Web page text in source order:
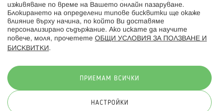
Последвайте ни:
© 2026 Hippoland.net. Всички права запазени
изживяване по време на Вашето онлайн пазаруване.
Блокирането на определени типове бисквитки ще окаже
влияние върху начина, по който Ви доставяме
персонализирано съдържание. Ако искате да научите
повече, моля, прочетете ОБЩИ УСЛОВИЯ ЗА ПОЛЗВАНЕ И
БИСКВИТКИ .
ПРИЕМАМ ВСИЧКИ
НАСТРОЙКИ